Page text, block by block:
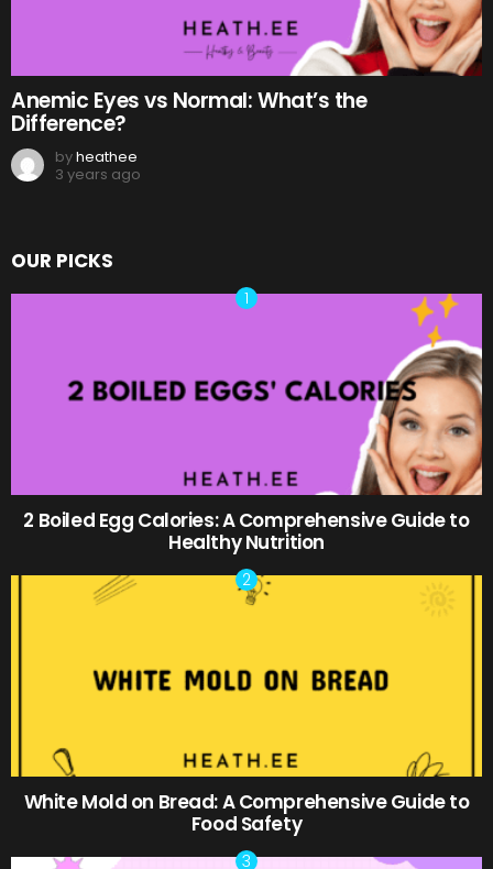
Anemic Eyes vs Normal: What’s the
Difference?
byheathee
3 years ago
OUR PICKS
2 Boiled Egg Calories: A Comprehensive Guide to
Healthy Nutrition
White Mold on Bread: A Comprehensive Guide to
Food Safety